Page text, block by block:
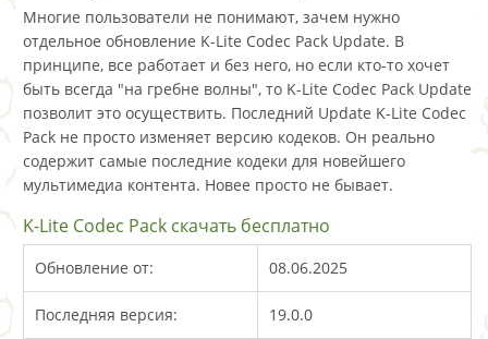
Многие пользователи не понимают, зачем нужно
отдельное обновление K-Lite Codec Pack Update. В
принципе, все работает и без него, но если кто-то хочет
быть всегда "на гребне волны", то K-Lite Codec Pack Update
позволит это осуществить. Последний Update K-Lite Codec
Pack не просто изменяет версию кодеков. Он реально
содержит самые последние кодеки для новейшего
мультимедиа контента. Новее просто не бывает.
K-Lite Codec Pack скачать бесплатно
Обновление от: 08.06.2025
Последняя версия: 19.0.0